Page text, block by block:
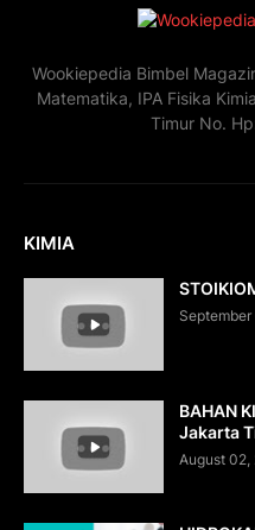
Wookiepedia Bimbel
Matematika, IPA Fisika
Timur No.
KIMIA
BAHAN
Jakarta
August 02,